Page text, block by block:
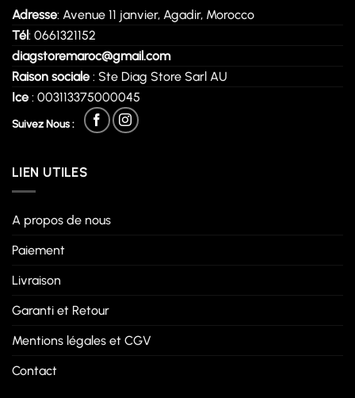
Adresse: Avenue 11 janvier, Agadir, Morocco
Tél: 0661321152
diagstoremaroc@gmail.com
Raison sociale : Ste Diag Store Sarl AU
Ice : 003113375000045
Suivez Nous :
LIEN UTILES
A propos de nous
Paiement
Livraison
Garanti et Retour
Mentions légales et CGV
Contact